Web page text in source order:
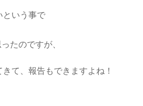
という事で
たのですが、
て、報告もできますよね！